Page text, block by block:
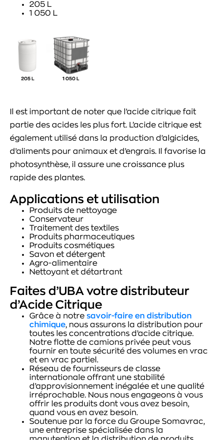
205 L
1 050 L
Il est important de noter que l’acide citrique fait
partie des acides les plus fort. L’acide citrique est
également utilisé dans la production d’algicides,
d’aliments pour animaux et d’engrais. Il favorise la
photosynthèse, il assure une croissance plus
rapide des plantes.
Applications et utilisation
Produits de nettoyage
Conservateur
Traitement des textiles
Produits pharmaceutiques
Produits cosmétiques
Savon et détergent
Agro-alimentaire
Nettoyant et détartrant
Faites d’UBA votre distributeur
d’Acide Citrique
Grâce à notre savoir-faire en distribution
chimique, nous assurons la distribution pour
toutes les concentrations d’acide citrique.
Notre flotte de camions privée peut vous
fournir en toute sécurité des volumes en vrac
et en vrac partiel.
Réseau de fournisseurs de classe
internationale offrant une stabilité
d’approvisionnement inégalée et une qualité
irréprochable. Nous nous engageons à vous
offrir les produits dont vous avez besoin,
quand vous en avez besoin.
Soutenue par la force du Groupe Somavrac,
une entreprise spécialisée dans la